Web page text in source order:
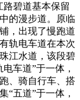
碧道基本保留
的漫步道。原临
，出现了慢跑道
轨电车道在本次
江水道，该段碧
车道”于一体，
、骑自行车、搭
“五道”于一体，